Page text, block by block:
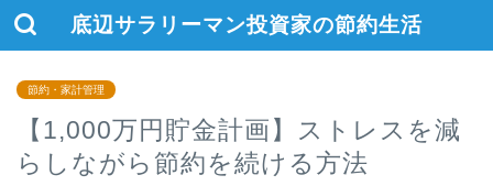
底辺サラリーマン投資家の節約生活
節約・家計管理
【1,000万円貯金計画】ストレスを減
らしながら節約を続ける方法